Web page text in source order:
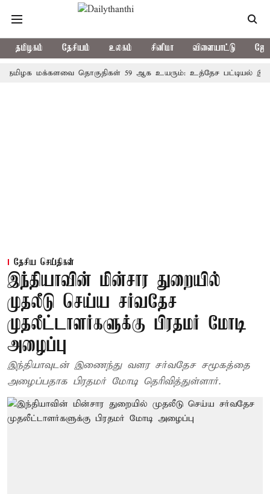
தமிழகம் தேசியம் உலகம் சினிமா விளையாட்டு
மக்களவை தொகுதிகள் 59 ஆக உயரும்: உத்தேச பட்டியல் இதோ!
தேசிய செய்திகள்
இந்தியாவின் மின்சார துறையில்
முதலீடு செய்ய சர்வதேச
முதலீட்டாளர்களுக்கு பிரதமர் மோடி
அழைப்பு
இந்தியாவுடன் இணைந்து வளர சர்வதேச சமூகத்தை
அழைப்பதாக பிரதமர் மோடி தெரிவித்துள்ளார்.